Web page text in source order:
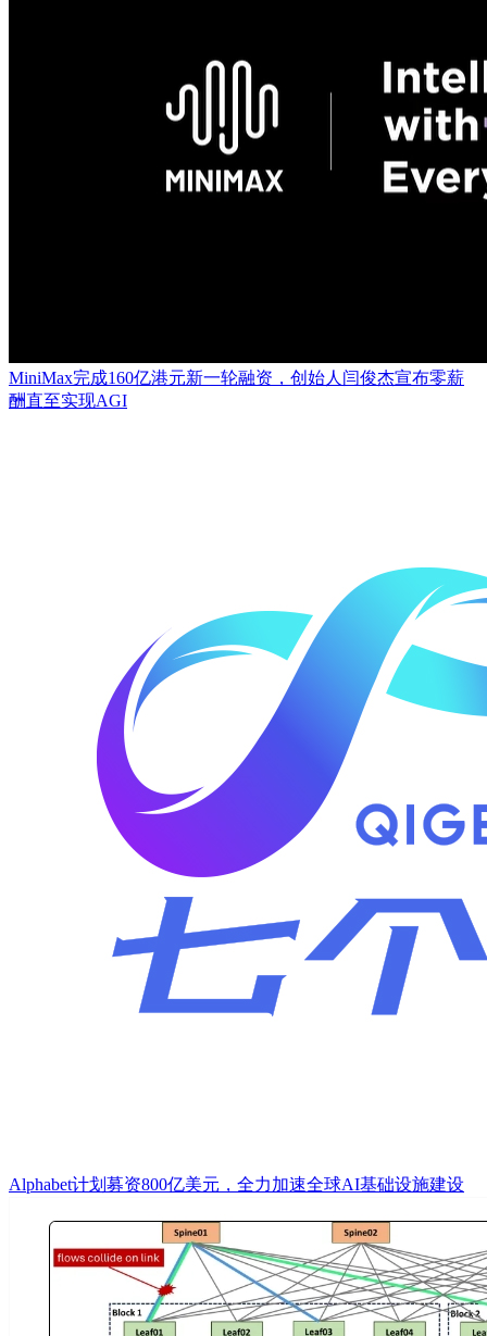
MiniMax完成160亿港元新一轮融资，创始人闫俊杰宣布零薪
酬直至实现AGI
Alphabet计划募资800亿美元，全力加速全球AI基础设施建设